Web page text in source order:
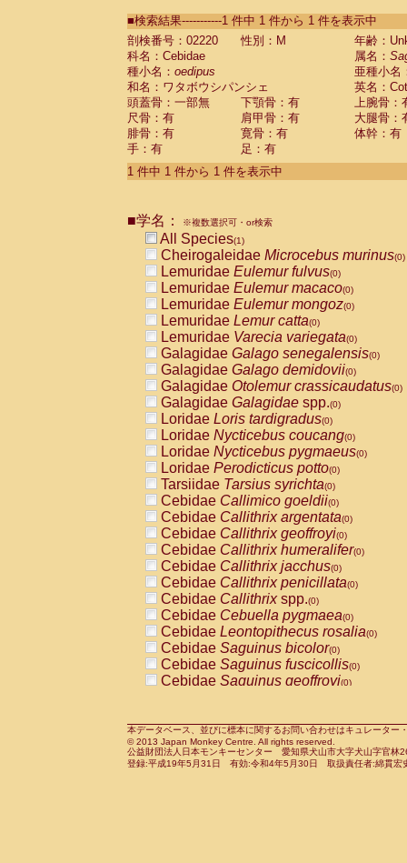
CebidaeSaguinus labiatus(0)
Cebidae Saguinus leucopus (0)
Cebidae
Cebidae
CebidaeSaguinus nigricollis (0)
Cebidae Saguinus oedipus
Cebidae Saguinus weddelli
Cebidae Saguinusspp.
Cebidae Aotus trivirgatus
Cebidae Cebus albifrons
CebidaeCebus nigrivittatus
CebidaeCebus
CebidaeSaimiri boliviensis(0)
CebidaeSaimiri sciureus(0)
AtelidaeAlouatta caraya(0)
AtelidaeAlouatta fusca(0)
AtelidaeAlouatta seniculus
AtelidaeAlouattaspp.(0)
AtelidaeAteles belzebuth(0)
AtelidaeAteles geoffroyi(0)
AtelidaeAteles paniscus(0)
AtelidaeAtelesspp.(0)
Atelidae Lagothrix lagothricha
AtelidaeLagothrix lagothricha cana
PitheciidaeCacajao calvus
PitheciidaeCallicebus cupreus
PitheciidaeCallicebus donacophilus
PitheciidaeCallicebus moloch
PitheciidaeCallicebus torquatus
PitheciidaeCallicebusspp.(0)
PitheciidaeChiropotes satanas(0)
PitheciidaePithecia monachus
PitheciidaePithecia pithecia(0)
CercopithecidaeCercocebus agilis
CercopithecidaeCercocebus
CercopithecidaeCercocebus
CercopithecidaeCercocebus
CercopithecidaeCercocebus
CercopithecidaeCercocebushybrid
CercopithecidaePapio anubis(0)
CercopithecidaePapio cynocephalus
CercopithecidaePapio hamadryas(0)
■検索結果-----------1 件中 1 件から 1 件を表示中
剖検番号：02220
性別：M
年齢：
科名：Cebidae
属名：
種小名： oedipus
亜種小名
和名：ワタボウシパンシェ
英名：
頭蓋骨：一部無
下顎骨：有
上腕骨：
尺骨：有
肩甲骨：有
大腿骨：
腓骨：有
寛骨：有
体幹：有
手：有
足：有
1 件中 1 件から 1 件を表示中
■学名： ※複数選択可・or検索
All Species(1)
Cheirogaleidae Microcebus murinus(0)
Lemuridae Eulemur fulvus(0)
Lemuridae Eulemur macaco(0)
Lemuridae Eulemur mongoz(0)
Lemuridae Lemur catta(0)
Lemuridae Varecia variegata(0)
Galagidae Galago senegalensis(0)
Galagidae Galago demidovii(0)
Galagidae Otolemur crassicaudatus(0)
Galagidae Galagidae spp.(0)
Loridae Loris tardigradus(0)
Loridae Nycticebus coucang(0)
Loridae Nycticebus pygmaeus(0)
Loridae Perodicticus potto(0)
Tarsiidae Tarsius syrichta(0)
Cebidae Callimico goeldii(0)
Cebidae Callithrix argentata(0)
Cebidae Callithrix geoffroyi(0)
Cebidae Callithrix humeralifer(0)
Cebidae Callithrix jacchus(0)
Cebidae Callithrix penicillata(0)
Cebidae Callithrixspp.(0)
Cebidae Cebuella pygmaea(0)
Cebidae Leontopithecus rosalia(0)
Cebidae Saguinus bicolor(0)
Cebidae Saguinus fuscicollis(0)
Cebidae Saguinus geoffroyi(0)
CebidaeSaguinus leucopus(0)
CebidaeSaguinus midas(0)
Cebidae Saguinus mystax(0)
本データベース、並びに標本に関するお問い合わせはキュレータ
© 2013 Japan Monkey Centre. All rights reserved.
公益財団法人日本モンキーセンター 愛知県犬山市大字犬山字官
登録:平成19年5月31日 有効:令和4年5月30日 取扱責任者:綿貫宏